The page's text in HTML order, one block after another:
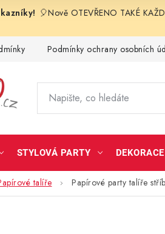
🎈Nově OTEVŘENO TAKÉ
Podmínky ochrany osobních
STYLOVÁ PARTY
talíře Papírové party talíře